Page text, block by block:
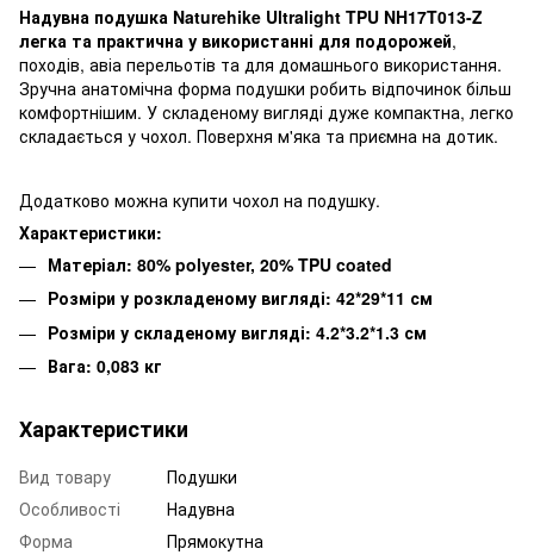
Надувна подушка Naturehike Ultralight TPU NH17T013-Z
легка та практична у використанні для подорожей,
походів, авіа перельотів та для домашнього використання.
Зручна анатомічна форма подушки робить відпочинок більш
комфортнішим. У складеному вигляді дуже компактна, легко
складається у чохол. Поверхня м'яка та приємна на дотик.
Додатково можна купити чохол на подушку.
Характеристики:
Матеріал: 80% polyester, 20% TPU coated
Розміри у розкладеному вигляді: 42*29*11 см
Розміри у складеному вигляді: 4.2*3.2*1.3 см
Вага: 0,083 кг
Характеристики
Вид товару
Подушки
Особливості
Надувна
Форма
Прямокутна